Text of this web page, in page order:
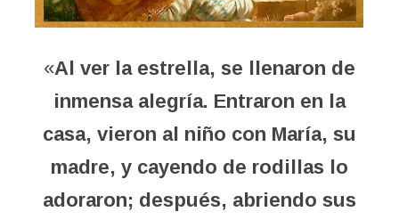
«Al ver la estrella, se llenaron de
inmensa alegría. Entraron en la
casa, vieron al niño con María, su
madre, y cayendo de rodillas lo
adoraron; después, abriendo sus